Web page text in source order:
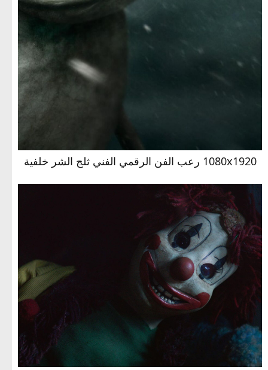
1080x1920 رعب الفن الرقمي الفني ثلج الشر خلفية